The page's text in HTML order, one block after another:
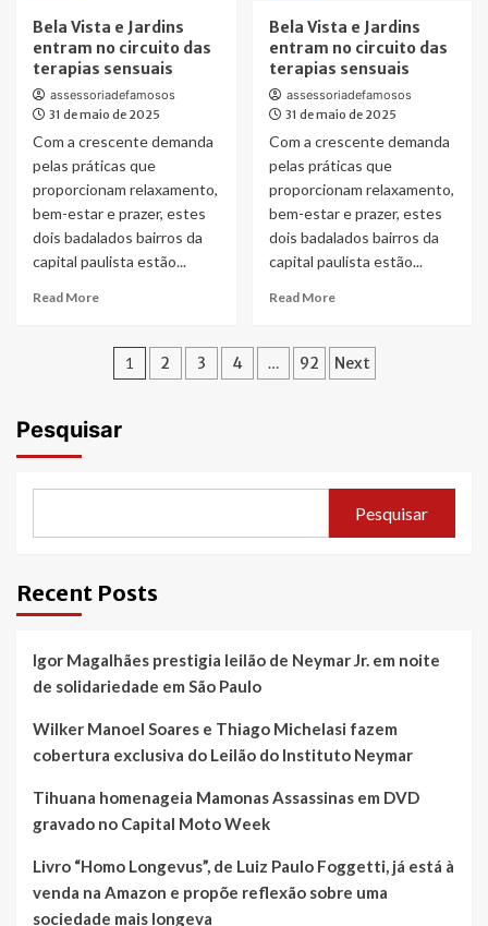
Contagem
regressiva
encerrando:
é
amanhã
o
embarque
o
Cruzeiro
On
Board
o
aguardado
ano!
mineira
de
Forró
e
Piseiro
ganhando
destaque
Bela Vista e Jardins
entram no circuito das
terapias sensuais
assessoriadefamosos
31 de maio de 2025
Com a crescente demanda
pelas práticas que
proporcionam relaxamento,
bem-estar e prazer, estes
dois badalados bairros da
capital paulista estão...
Read MoreRead
Vista
entram
sensuais
Bela Vista e Jardins
entram no circuito das
terapias sensuais
assessoriadefamosos
31 de maio de 2025
Com a crescente demanda
pelas práticas que
proporcionam relaxamento,
bem-estar e prazer, estes
dois badalados bairros da
capital paulista estão...
Read MoreRead
Bela
Vista
terapias
sensuais
Paginação
posts
1 2 3 4 … 92 Next
Pesquisar
Pesquisar
Recent Posts
Igor Magalhães prestigia leilão de Neymar Jr. em noite
de solidariedade em São Paulo
Wilker Manoel Soares e Thiago Michelasi fazem
cobertura exclusiva do Leilão do Instituto Neymar
Tihuana homenageia Mamonas Assassinas em DVD
gravado no Capital Moto Week
Livro “Homo Longevus”, de Luiz Paulo Foggetti, já está à
venda na Amazon e propõe reflexão sobre uma
sociedade mais longeva